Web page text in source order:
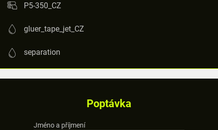
P5-350_CZ
gluer_tape_jet_CZ
separation
Poptávka
Jméno a příjmení